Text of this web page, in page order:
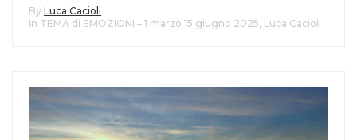
By Luca Cacioli
In TEMA di EMOZIONI – 1 marzo 15 giugno 2025, Luca Cacioli